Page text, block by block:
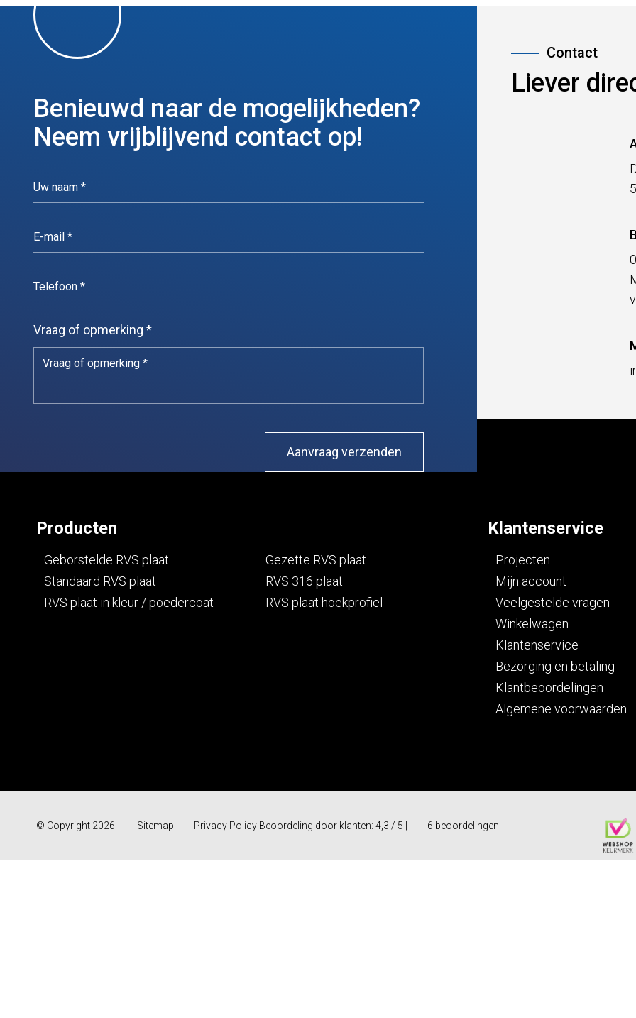
Benieuwd naar de mogelijkheden?
Neem vrijblijvend contact op!
Vraag of opmerking *
Liever
Producten
Geborstelde RVS plaat
Standaard RVS plaat
RVS plaat in kleur / poedercoat
Gezette RVS plaat
RVS 316 plaat
RVS plaat hoekprofiel
Klantenservice
Projecten
Mijn account
Veelgestelde vragen
Winkelwagen
Klantenservice
Bezorging en betaling
Klantbeoordelingen
Algemene voorwaarden
© Copyright 2026 Sitemap Privacy Policy Beoordeling door klanten: 4,3 / 5 6 beoordelingen